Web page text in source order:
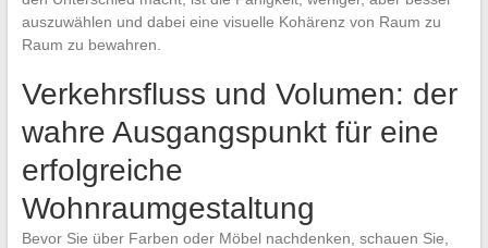
auszuwählen und dabei eine visuelle Kohärenz von Raum zu
Raum zu bewahren.
Verkehrsfluss und Volumen: der
wahre Ausgangspunkt für eine
erfolgreiche
Wohnraumgestaltung
Bevor Sie über Farben oder Möbel nachdenken, schauen Sie,